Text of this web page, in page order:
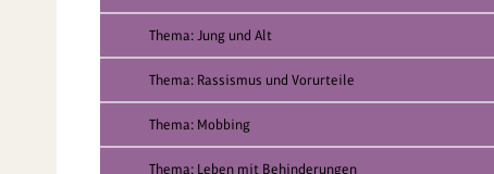
Thema: Jung und Alt
Thema: Rassismus und Vorurteile
Thema: Mobbing
Thema: Leben mit Behinderungen